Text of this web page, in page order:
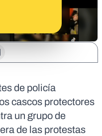
de policía
cascos protectores
un grupo de
de las protestas